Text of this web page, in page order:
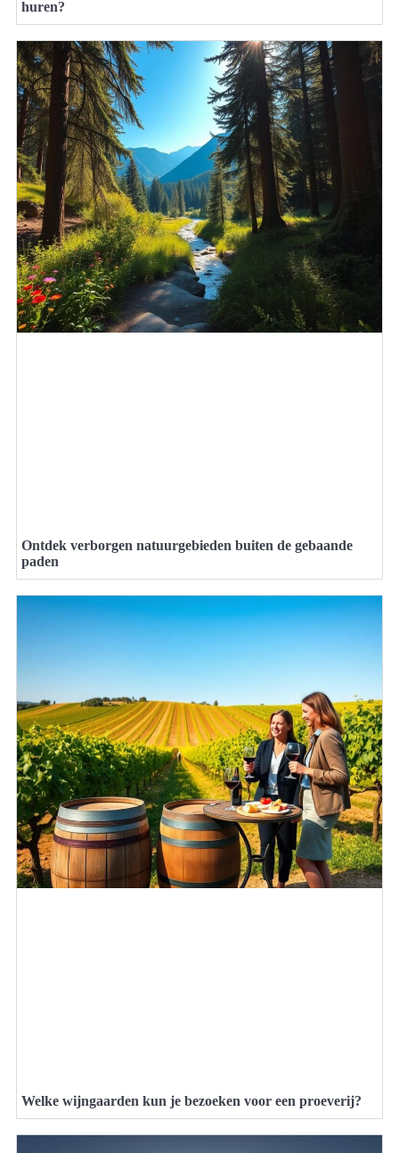
huren?
Ontdek verborgen natuurgebieden buiten de gebaande
paden
Welke wijngaarden kun je bezoeken voor een proeverij?